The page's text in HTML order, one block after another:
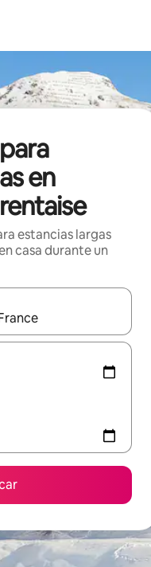
en
estancias largas
casa durante un
disponibles, podrás